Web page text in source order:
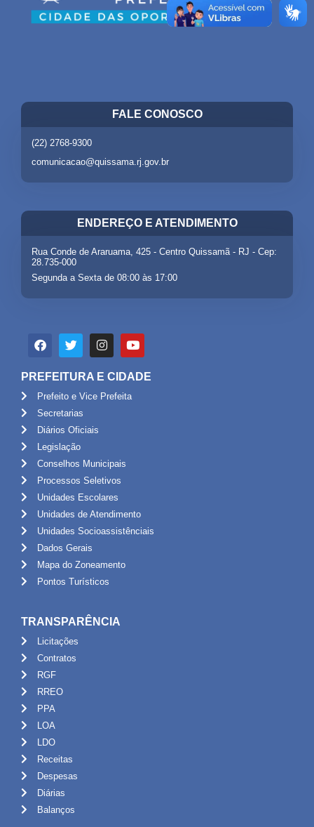
FALE CONOSCO
(22) 2768-9300
comunicacao@quissama.rj.gov.br
ENDEREÇO E ATENDIMENTO
Rua Conde de Araruama, 425 - Centro Quissamã - RJ - Cep:
28.735-000
Segunda a Sexta de 08:00 às 17:00
PREFEITURA E CIDADE
Prefeito e Vice Prefeita
Secretarias
Diários Oficiais
Legislação
Conselhos Municipais
Processos Seletivos
Unidades Escolares
Unidades de Atendimento
Unidades Socioassistênciais
Dados Gerais
Mapa do Zoneamento
Pontos Turísticos
TRANSPARÊNCIA
Licitações
Contratos
RGF
RREO
PPA
LOA
LDO
Receitas
Despesas
Diárias
Balanços